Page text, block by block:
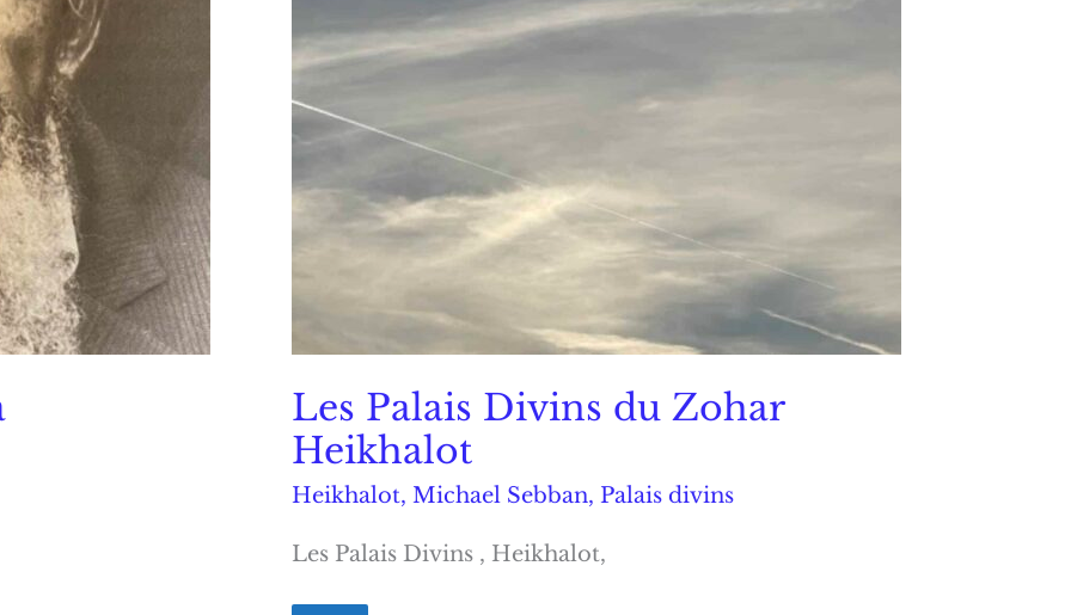
Les Palais Divins du Zohar
Heikhalot
Heikhalot, Michael Sebban, Palais divins
Les Palais Divins , Heikhalot,